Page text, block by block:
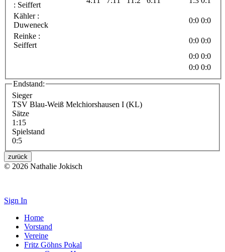
: Seiffert
Kähler :
Duweneck
0:0 0:0
Reinke :
Seiffert
0:0 0:0
0:0 0:0
0:0 0:0
Endstand:
Sieger
TSV Blau-Weiß Melchiorshausen I (KL)
Sätze
1:15
Spielstand
0:5
zurück
© 2026 Nathalie Jokisch
Sign In
Home
Vorstand
Vereine
Fritz Göhns Pokal